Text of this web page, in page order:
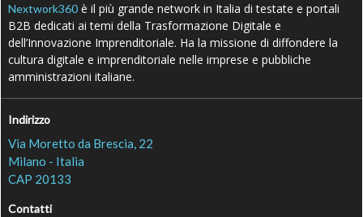
Nextwork360 è il più grande network in Italia di testate e portali
B2B dedicati ai temi della Trasformazione Digitale e
dell’Innovazione Imprenditoriale. Ha la missione di diffondere la
cultura digitale e imprenditoriale nelle imprese e pubbliche
amministrazioni italiane.
Indirizzo
Via Moretto da Brescia, 22
Milano - Italia
CAP 20133
Contatti